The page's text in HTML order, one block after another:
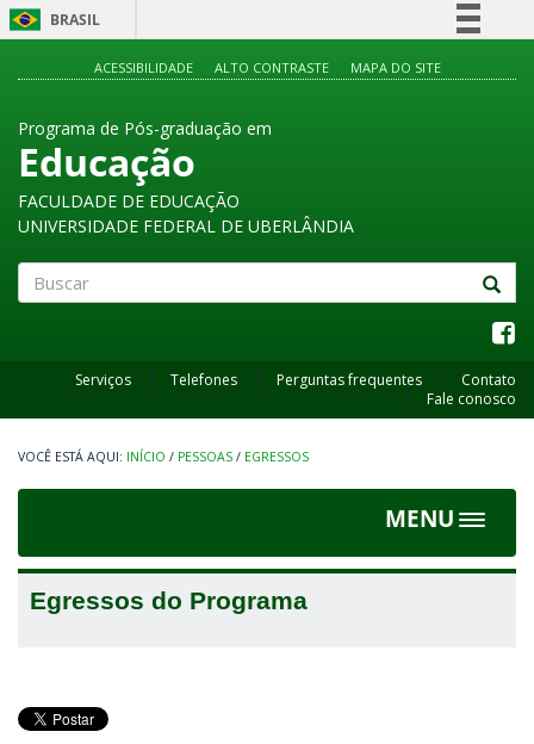
BRASIL
Canais
ACESSIBILIDADE ALTO CONTRASTE MAPA DO SITE
Programa de Pós-graduação em
Educação
FACULDADE DE EDUCAÇÃO
UNIVERSIDADE FEDERAL DE UBERLÂNDIA
Serviços Telefones Perguntas frequentes
Contato
Fale conosco
INÍCIO / PESSOAS / EGRESSOS
MENU
Toggle
Egressos do Programa